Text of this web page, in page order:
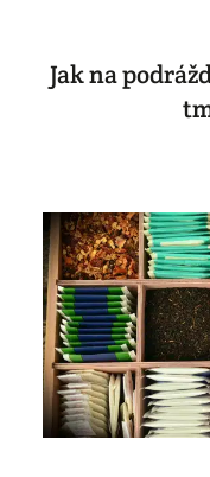
Jak na